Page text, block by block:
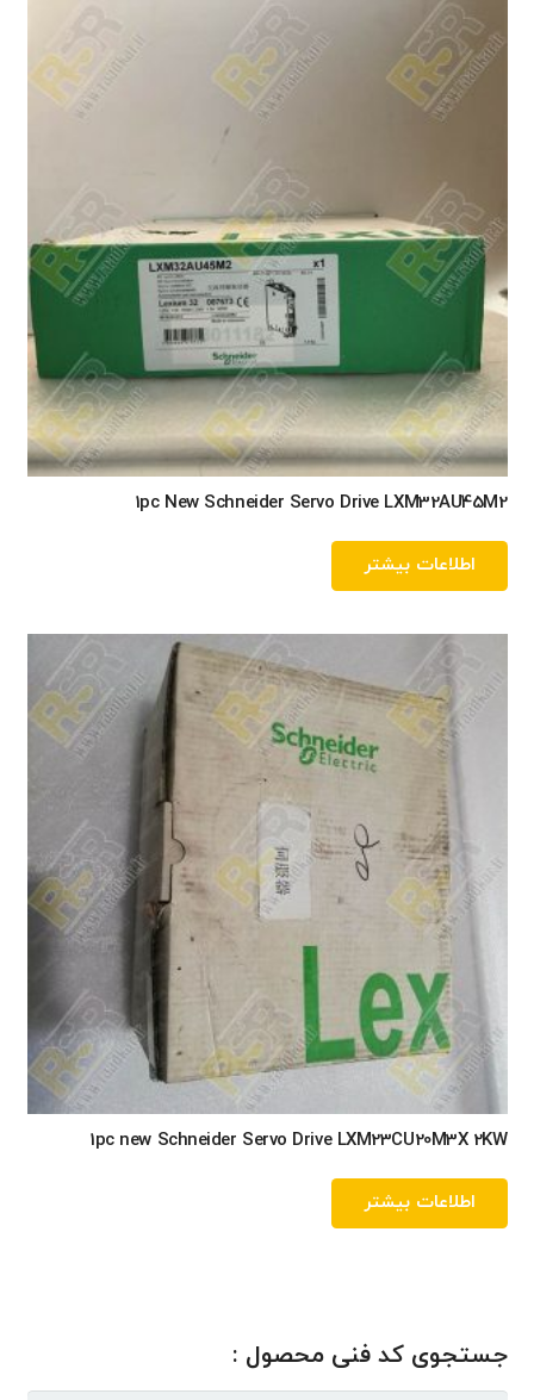
1pc New Schneider Servo Drive LXM32AU45M2
اطلاعات بیشتر
1pc new Schneider Servo Drive LXM23CU20M3X 2KW
اطلاعات بیشتر
جستجوی کد فنی محصول :